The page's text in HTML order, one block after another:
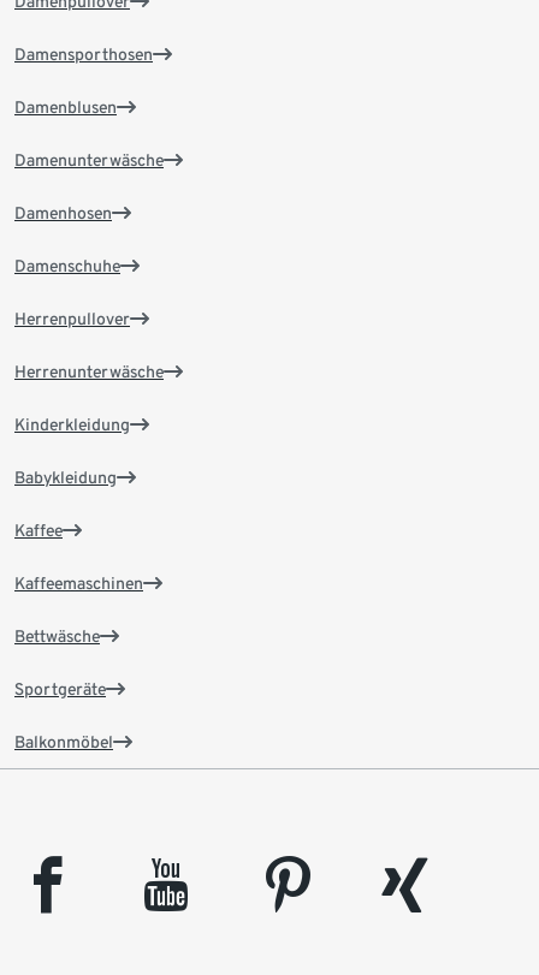
Damensporthosen
Damenblusen
Damenunterwäsche
Damenhosen
Damenschuhe
Herrenpullover
Herrenunterwäsche
Kinderkleidung
Babykleidung
Kaffee
Kaffeemaschinen
Bettwäsche
Sportgeräte
Balkonmöbel
facebook youtube pinterest
xing